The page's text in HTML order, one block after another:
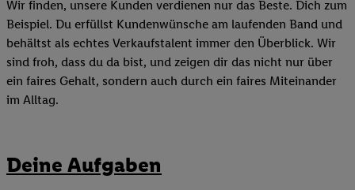
Wir finden, unsere Kunden verdienen nur das Beste. Dich zum
Beispiel. Du erfüllst Kundenwünsche am laufenden Band und
behältst als echtes Verkaufstalent immer den Überblick. Wir
sind froh, dass du da bist, und zeigen dir das nicht nur über
ein faires Gehalt, sondern auch durch ein faires Miteinander
im Alltag.
Deine Aufgaben